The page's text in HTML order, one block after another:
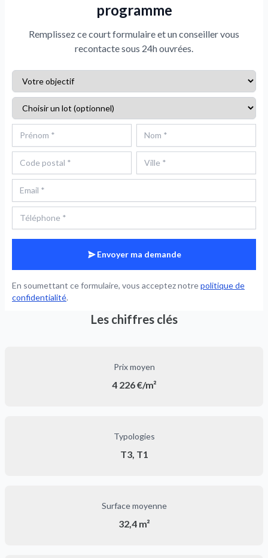
programme
Remplissez ce court formulaire et un conseiller vous
recontacte sous 24h ouvrées.
Envoyer ma demande
En soumettant ce formulaire, vous acceptez notrepolitique de
confidentialité.
Les chiffres clés
Prix moyen
4 226 €/m²
Typologies
T3, T1
Surface moyenne
32,4 m²